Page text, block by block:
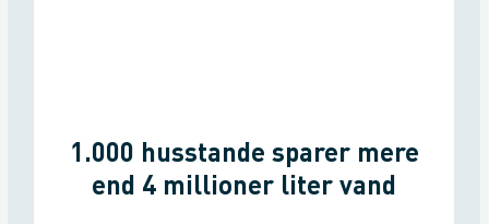
1.000 husstande sparer mere
end 4 millioner liter vand